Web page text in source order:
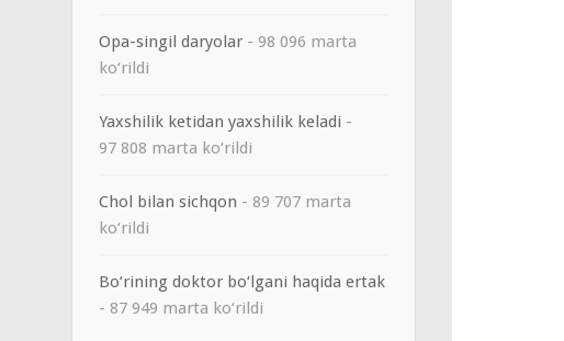
Opa-singil daryolar - 98 096 marta
ko‘rildi
Yaxshilik ketidan yaxshilik keladi -
97 808 marta ko‘rildi
Chol bilan sichqon - 89 707 marta
ko‘rildi
Bo‘rining doktor bo‘lgani haqida ertak
- 87 949 marta ko‘rildi